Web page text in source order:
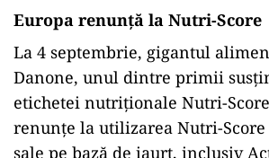
Europa renunță la Nutri-Score
La 4 septembrie, gigantul
Danone, unul dintre primii
etichetei nutriționale Nutri-
renunțe la utilizarea Nutri-
sale pe bază de iaurt, inclusiv